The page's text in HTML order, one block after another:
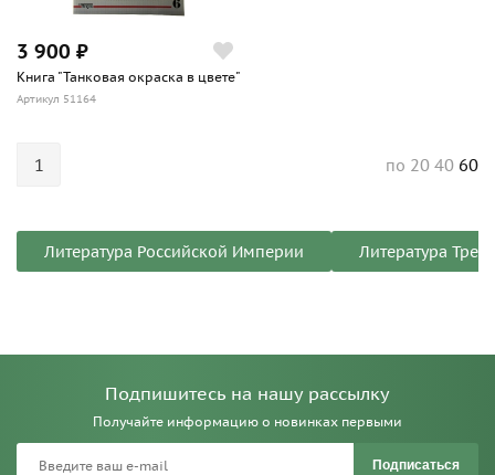
3 900 ₽
Книга "Танковая окраска в цвете"
Артикул 51164
1 по 20 40 60
Литература Российской Империи Литература
Подпишитесь на нашу рассылку
Получайте информацию о новинках первыми
Подписаться